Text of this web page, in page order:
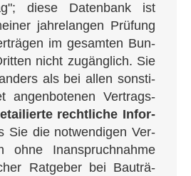
die­se Daten­bank ist
jah­re­lan­gen Prü­fung
im gesam­ten Bun­
nicht zugäng­lich. Sie
als bei allen sons­ti­
angen­bo­te­nen Ver­trags­
recht­li­che Infor­
Sie die not­wen­di­gen Ver­
ohne Inan­spruch­nah­me
Rat­ge­ber bei Bau­trä­